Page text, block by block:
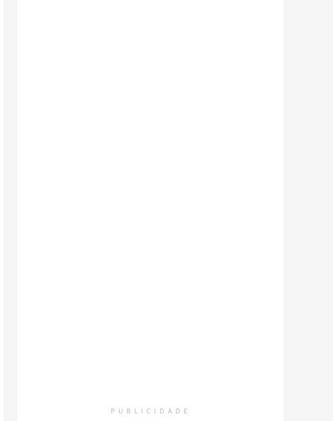
PUBLICIDADE